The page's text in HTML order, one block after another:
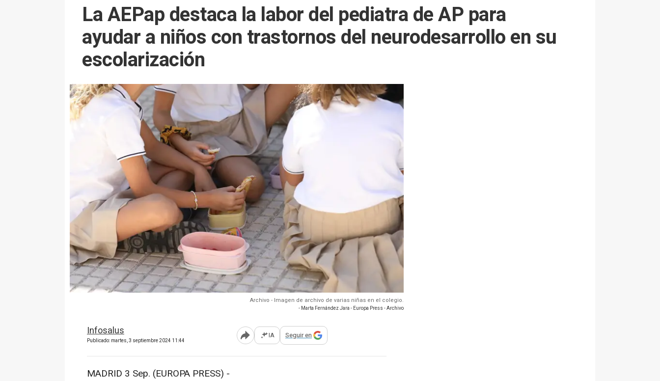
La AEPap destaca la labor del pediatra de AP para
ayudar a niños con trastornos del neurodesarrollo en su
escolarización
Archivo - Imagen de archivo de varias niñas en el colegio.
- Marta Fernández Jara - Europa Press - Archivo
Infosalus
Publicado: martes, 3 septiembre 2024 11:44 Abrir opciones para compartir
IA Seguir en
MADRID 3 Sep. (EUROPA PRESS) -